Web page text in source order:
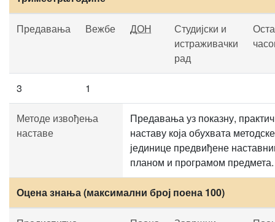
Предавања Вежбе ДОН
Студијски и
истраживачки
рад
3 1
Методе извођења
наставе
Предавања уз показну,
наставу која обухвата методске
јединице предвиђене
планом и програмом предмета.
Оцена знања (максимални број поена 100)